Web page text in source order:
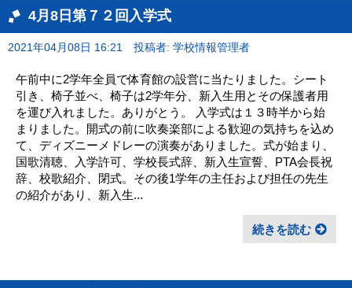
4月8日第７２回入学式
2021年04月08日 16:21 投稿者: 学校情報管理者
午前中に2学年全員で体育館の設営に当たりました。シート
引き、椅子並べ、椅子は2学年分、新入生用とその保護者用
を運び入れました。ありがとう。 入学式は１３時半から始
まりました。開式の前に吹奏楽部による歓迎の気持ちを込め
て、ディズニーメドレーの演奏がありました。式が始まり、
国歌清聴、入学許可、学校長式辞、新入生宣誓、PTA会長祝
辞、校歌紹介、閉式。その後1学年の主任および担任の先生
の紹介があり、新入生...
続きを読む